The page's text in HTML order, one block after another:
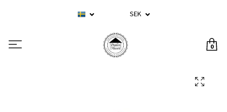
SEK
0